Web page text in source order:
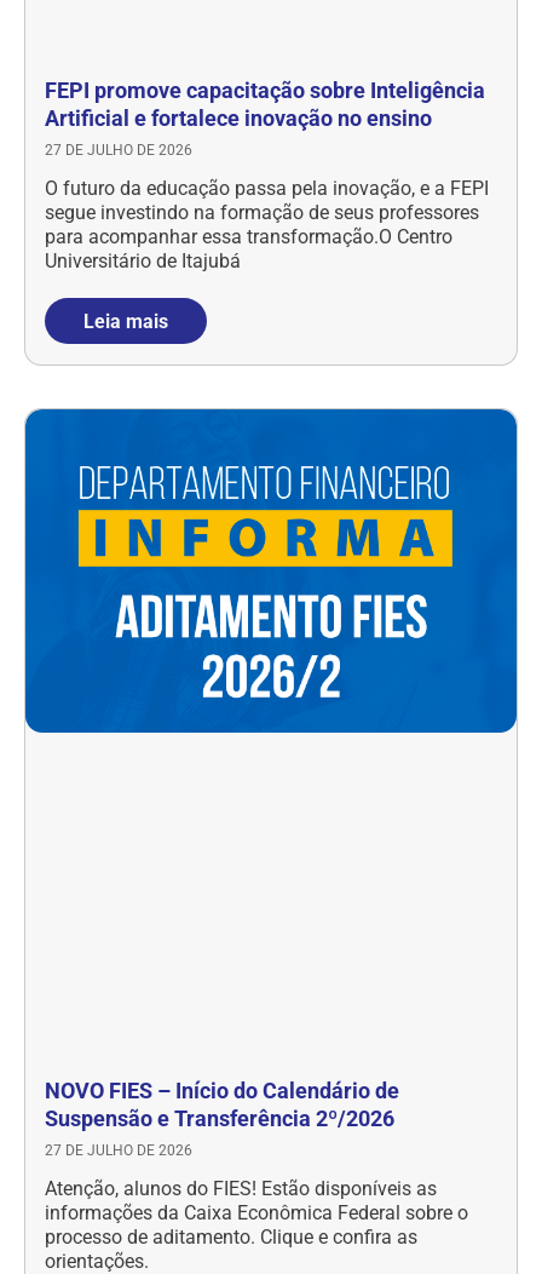
FEPI promove capacitação sobre Inteligência
Artificial e fortalece inovação no ensino
27 DE JULHO DE 2026
O futuro da educação passa pela inovação, e a FEPI
segue investindo na formação de seus professores
para acompanhar essa transformação.O Centro
Universitário de Itajubá
Leia mais
NOVO FIES – Início do Calendário de
Suspensão e Transferência 2º/2026
27 DE JULHO DE 2026
Atenção, alunos do FIES! Estão disponíveis as
informações da Caixa Econômica Federal sobre o
processo de aditamento. Clique e confira as
orientações.